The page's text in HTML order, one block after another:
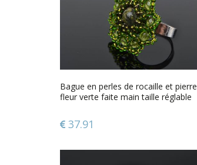
Bague en perles de rocaille et pierre
fleur verte faite main taille réglable
37.91